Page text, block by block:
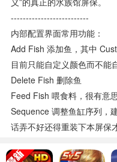
--------------------------
内部配置界面常用功能：
Add Fish 添加鱼，其中
目前只能自定义颜色而不能
Delete Fish 删除鱼
Feed Fish 喂食料，很有意
Sequence 调整鱼缸序列，
话弄不好还得重装下本屏保